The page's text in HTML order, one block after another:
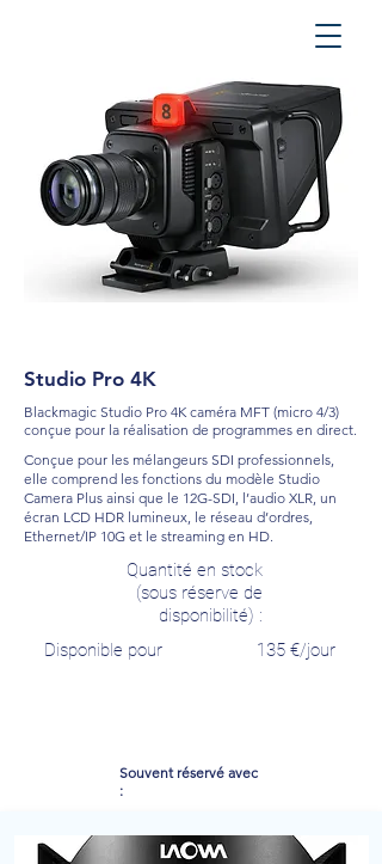
Studio Pro 4K
Blackmagic Studio Pro 4K caméra MFT (micro 4/3)
conçue pour la réalisation de programmes en direct.
Conçue pour les mélangeurs SDI professionnels,
elle comprend les fonctions du modèle Studio
Camera Plus ainsi que le 12G-SDI, l’audio XLR, un
écran LCD HDR lumineux, le réseau d’ordres,
Ethernet/IP 10G et le streaming en HD.
Quantité en stock
(sous réserve de
disponibilité) :
Disponible pour
135 €/jour
Souvent réservé avec
: